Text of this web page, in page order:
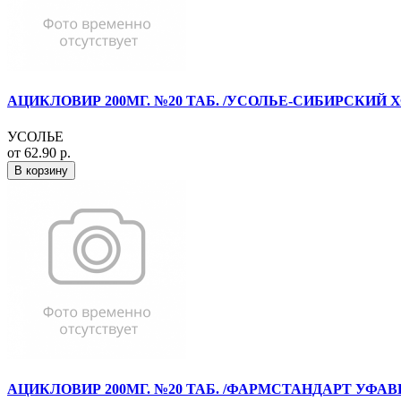
АЦИКЛОВИР 200МГ. №20 ТАБ. /УСОЛЬЕ-СИБИРСКИЙ
УСОЛЬЕ
от 62.90 р.
В корзину
АЦИКЛОВИР 200МГ. №20 ТАБ. /ФАРМСТАНДАРТ